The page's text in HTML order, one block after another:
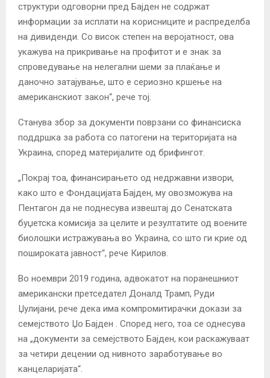
структури одговорни пред Бајден не содржат
информации за исплати на корисниците и распределба
на дивиденди. Со висок степен на веројатност, ова
укажува на прикривање на профитот и е знак за
спроведување на нелегални шеми за плаќање и
даночно затајување, што е сериозно кршење на
американскиот закон“, рече тој.
Станува збор за документи поврзани со финансиска
поддршка за работа со патогени на територијата на
Украина, според материјалите од брифингот.
„Покрај тоа, финансирањето од недржавни извори,
како што е Фондацијата Бајден, му овозможува на
Пентагон да не поднесува извештај до Сенатската
буџетска комисија за целите и резултатите од воените
биолошки истражувања во Украина, со што ги крие од
пошироката јавност“, рече Кирилов.
Во ноември 2019 година, адвокатот на поранешниот
американски претседател Доналд Трамп, Руди
Џулијани, рече дека има компромитирачки докази за
семејството Џо Бајден . Според него, тоа се однесува
на „документи за семејството Бајден, кои раскажуваат
за четири децении од нивното заработување во
канцеларијата“.